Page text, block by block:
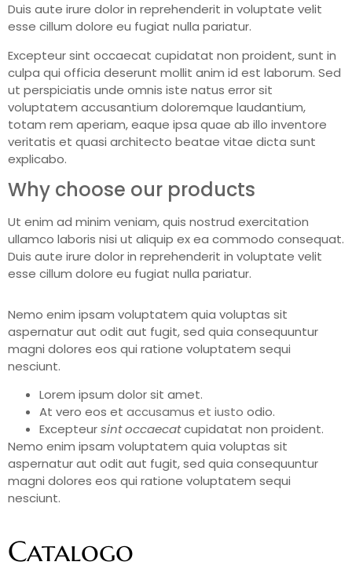
Duis aute irure dolor in reprehenderit in voluptate velit
esse cillum dolore eu fugiat nulla pariatur.
Excepteur sint occaecat cupidatat non proident, sunt in
culpa qui officia deserunt mollit anim id est laborum. Sed
ut perspiciatis unde omnis iste natus error sit
voluptatem accusantium doloremque laudantium,
totam rem aperiam, eaque ipsa quae ab illo inventore
veritatis et quasi architecto beatae vitae dicta sunt
explicabo.
Why choose our products
Ut enim ad minim veniam, quis nostrud exercitation
ullamco laboris nisi ut aliquip ex ea commodo consequat.
Duis aute irure dolor in reprehenderit in voluptate velit
esse cillum dolore eu fugiat nulla pariatur.
Nemo enim ipsam voluptatem quia voluptas sit
aspernatur aut odit aut fugit, sed quia consequuntur
magni dolores eos qui ratione voluptatem sequi
nesciunt.
Lorem ipsum dolor sit amet.
At vero eos et accusamus et iusto odio.
Excepteursint occaecatcupidatat non proident.
Nemo enim ipsam voluptatem quia voluptas sit
aspernatur aut odit aut fugit, sed quia consequuntur
magni dolores eos qui ratione voluptatem sequi
nesciunt.
Catalogo